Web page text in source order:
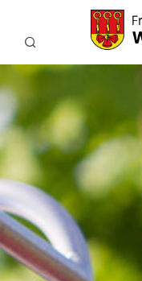
AKTUELLES
EINSÄTZE
WIR ÜBER UNS
FEUERWEHRKAPELLE
TECHNIK
SERVICE